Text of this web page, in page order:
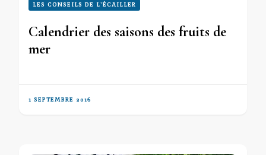
LES CONSEILS DE L'ÉCAILLER
Calendrier des saisons des fruits de
mer
1 SEPTEMBRE 2016